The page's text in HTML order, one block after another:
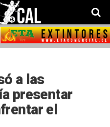
a las
presentar
el